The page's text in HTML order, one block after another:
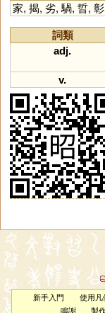
家, 揭, 劣, 騧, 晢, 彰
詞類
adj.
v.
新手入門 使用凡
鳴謝
製